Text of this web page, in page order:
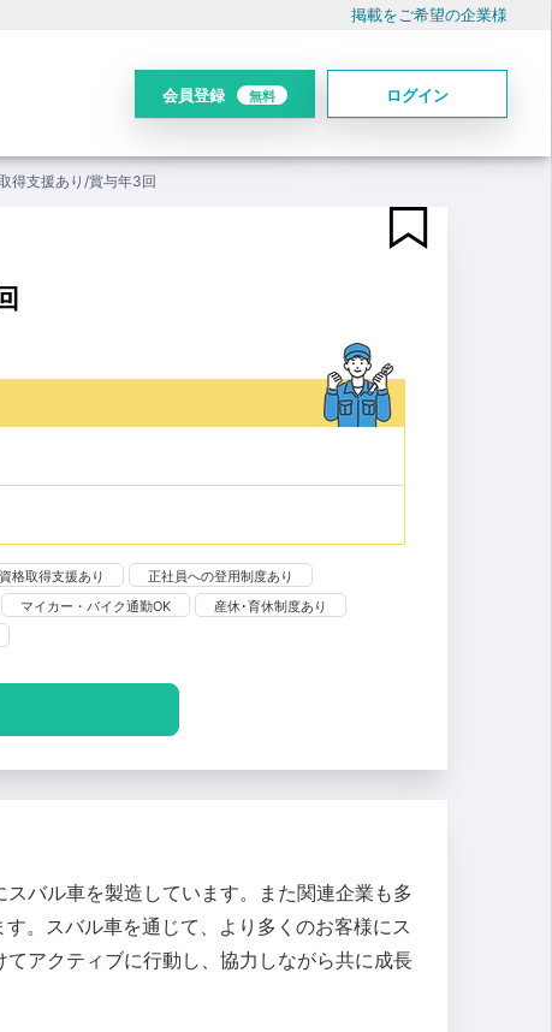
掲載をご希望の企業様
会員登録 無料 ログイン
得支援あり/賞与年3回
資格取得支援あり
正社員への登用制度あり
マイカー・バイク通勤OK
産休･育休制度あり
バル車を製造しています。また関連企業も多
。スバル車を通じて、より多くのお客様にス
アクティブに行動し、協力しながら共に成長